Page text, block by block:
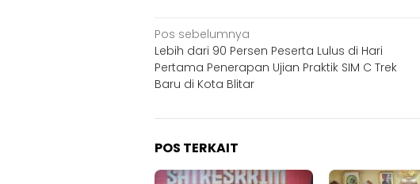
Navigasi
pos
Pos sebelumnya
Lebih dari 90 Persen Peserta Lulus di Hari
Pertama Penerapan Ujian Praktik SIM C Trek
Baru di Kota Blitar
POS TERKAIT